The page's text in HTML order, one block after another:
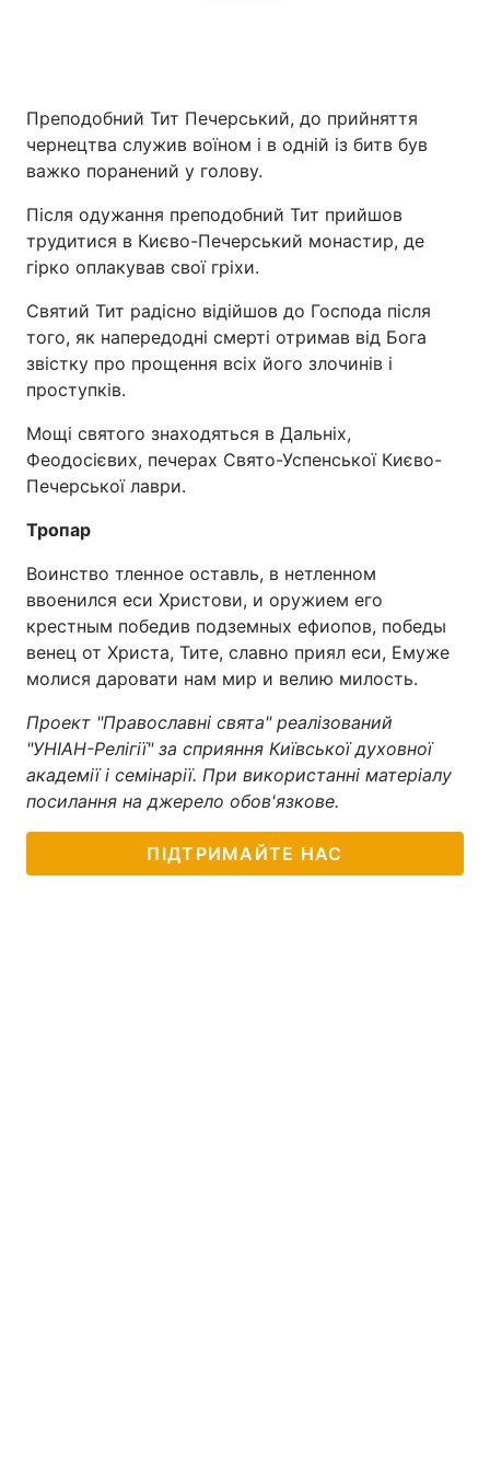
Преподобний Тит Печерський, до прийняття
чернецтва служив воїном і в одній із битв був
важко поранений у голову.
Після одужання преподобний Тит прийшов
трудитися в Києво-Печерський монастир, де
гірко оплакував свої гріхи.
Святий Тит радісно відійшов до Господа після
того, як напередодні смерті отримав від Бога
звістку про прощення всіх його злочинів і
проступків.
Мощі святого знаходяться в Дальніх,
Феодосієвих, печерах Свято-Успенської Києво-
Печерської лаври.
Тропар
Воинство тленное оставль, в нетленном
ввоенился еси Христови, и оружием его
крестным победив подземных ефиопов, победы
венец от Христа, Тите, славно приял еси, Емуже
молися даровати нам мир и велию милость.
Проект "Православні свята" реалізований
"УНІАН-Релігії" за сприяння Київської духовної
академії і семінарії. При використанні матеріалу
посилання на джерело обов'язкове.
ПІДТРИМАЙТЕ НАС